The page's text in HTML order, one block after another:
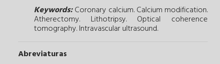
Keywords:Coronary calcium. Calcium modification.
Atherectomy. Lithotripsy. Optical coherence
tomography.Intravascular ultrasound.
Abreviaturas